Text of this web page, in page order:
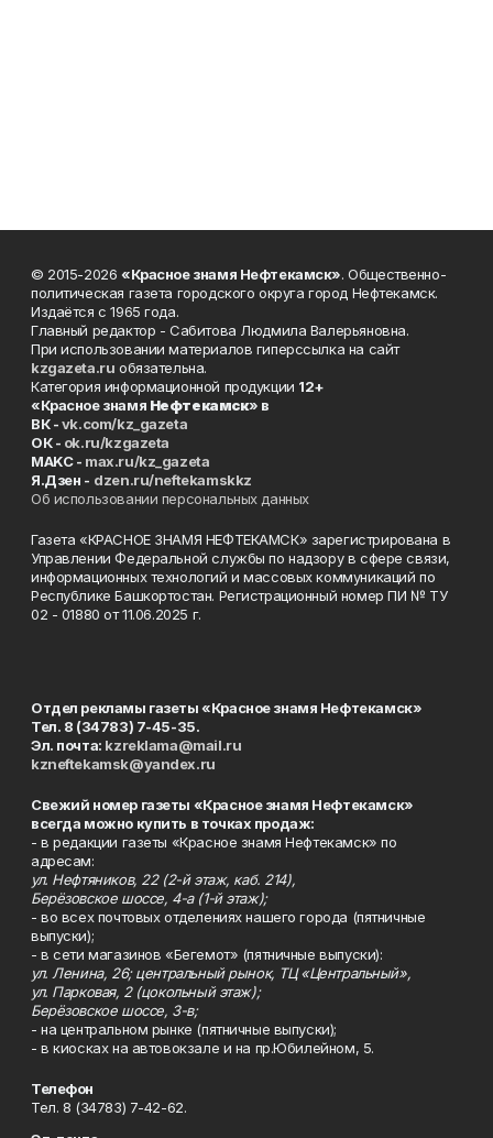
© 2015-2026 «Красное знамя Нефтекамск». Общественно-
политическая газета городского округа город Нефтекамск.
Издаётся с 1965 года.
Главный редактор - Сабитова Людмила Валерьяновна.
При использовании материалов гиперссылка на сайт
kzgazeta.ru обязательна.
Категория информационной продукции 12+
«Красное знамя Нефтекамск» в
ВК -vk.com/kz_gazeta
ОК - ok.ru/kzgazeta
MAKC - max.ru/kz_gazeta
Я.Дзен - dzen.ru/neftekamskkz
Об использовании персональных данных
Газета «КРАСНОЕ ЗНАМЯ НЕФТЕКАМСК» зарегистрирована в
Управлении Федеральной службы по надзору в сфере связи,
информационных технологий и массовых коммуникаций по
Республике Башкортостан. Регистрационный номер ПИ № ТУ
02 - 01880 от 11.06.2025 г.
Отдел рекламы газеты «Красное знамя Нефтекамск»
Тел. 8 (34783) 7-45-35.
Эл. почта: kzreklama@mail.ru
kzneftekamsk@yandex.ru
Свежий номер газеты «Красное знамя Нефтекамск»
всегда можно купить в точках продаж:
- в редакции газеты «Красное знамя Нефтекамск» по
адресам:
ул. Нефтяников, 22 (2-й этаж, каб. 214),
Берёзовское шоссе, 4-а (1-й этаж);
- во всех почтовых отделениях нашего города (пятничные
выпуски);
- в сети магазинов «Бегемот» (пятничные выпуски):
ул. Ленина, 26; центральный рынок, ТЦ «Центральный»,
ул. Парковая, 2 (цокольный этаж);
Берёзовское шоссе, 3-в;
- на центральном рынке (пятничные выпуски);
- в киосках на автовокзале и на пр.Юбилейном, 5.
Телефон
Тел. 8 (34783) 7-42-62.